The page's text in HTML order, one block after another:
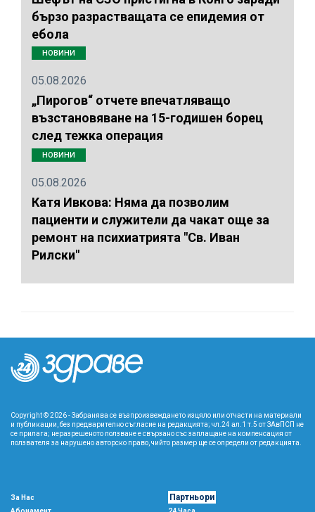
бързо разрастващата се епидемия от
ебола
НОВИНИ
05.08.2026
„Пирогов“ отчете впечатляващо
възстановяване на 15-годишен борец
след тежка операция
НОВИНИ
05.08.2026
Катя Ивкова: Няма да позволим
пациенти и служители да чакат още за
ремонт на психиатрията "Св. Иван
Рилски"
Copyright © 2026 - Забранява се възпроизвеждането изцяло или отчасти на материали
и публикации, без предварително съгласие на редакцията; чл.24 ал.1 т.5 от ЗАвПСП не
се прилага; неразрешеното ползване е свързано със заплащане на компенсация от
ползвателя за нарушено авторско право, чийто размер ще се определи от редакцията.
За Нас
Партньори